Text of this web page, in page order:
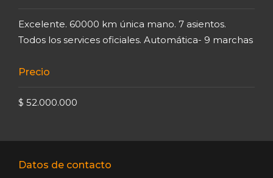
Excelente. 60000 km única mano. 7 asientos.
Todos los services oficiales. Automática- 9 marchas
Precio
$ 52.000.000
Datos de contacto